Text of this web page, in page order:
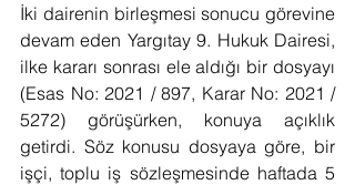
İki dairenin birleşmesi sonucu görevine
devam eden Yargıtay 9. Hukuk Dairesi,
ilke kararı sonrası ele aldığı bir dosyayı
(Esas No: 2021 / 897, Karar No: 2021 /
5272) görüşürken, konuya açıklık
getirdi. Söz konusu dosyaya göre, bir
işçi, toplu iş sözleşmesinde haftada 5